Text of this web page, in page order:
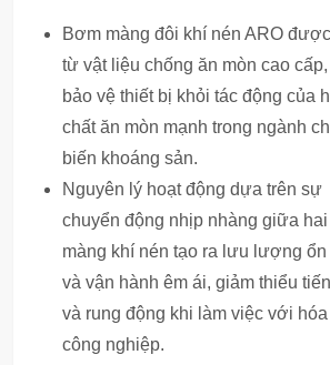
Bơm màng đôi khí nén ARO
từ vật liệu chống ăn mòn cao
bảo vệ thiết bị khỏi tác động của
chất ăn mòn mạnh trong ngành
biến khoáng sản.
Nguyên lý hoạt động dựa trên sự
chuyển động nhịp nhàng giữa hai
màng khí nén tạo ra lưu lượng ổn
và vận hành êm ái, giảm thiểu
và rung động khi làm việc với
công nghiệp.